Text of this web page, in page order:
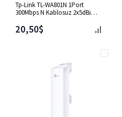
Tp-Link TL-WA801N 1Port
300Mbps N Kablosuz 2x5dBi
20,50$